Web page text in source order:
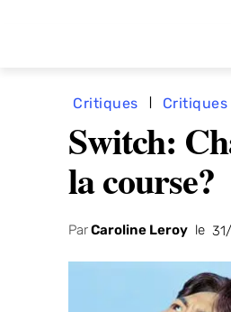
Critiques Critiques
Switch:
la course?
ParCaroline Leroy le